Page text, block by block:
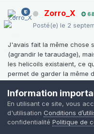
Zorro_X
Posté(e) le 2
J'avais fait la même chose
(agrandir le taraudage),
les helicoils existaient, ce
permet de garder la même
réparer un filetage foiré). Il
forum :
Information
En utilisant ce site, vous
d'utilisation Conditions
confidentialité Politique de